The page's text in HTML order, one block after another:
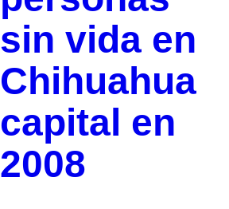
sin vida en
Chihuahua
capital en
2008